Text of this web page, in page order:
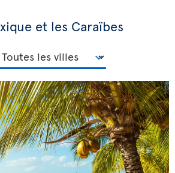
et les Caraïbes